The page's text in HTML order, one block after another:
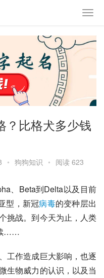
？比格犬多少钱
• 狗狗知识 • 阅读 623
、Beta到Delta以及目前
型，新冠病毒的变种层出
挑战。到今天为止，人类
……
工作造成巨大影响，也逐
生物威力的认识，以及当